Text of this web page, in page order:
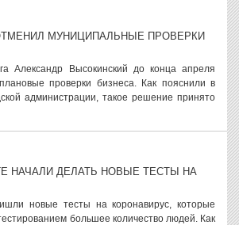
МУНИЦИПАЛЬНЫЕ ПРОВЕРКИ
Александр Высокинский до конца апреля
проверки бизнеса. Как пояснили в
администрации, такое решение принято
НАЧАЛИ ДЕЛАТЬ НОВЫЕ ТЕСТЫ НА
новые тесты на коронавирус, которые
большее количество людей. Как